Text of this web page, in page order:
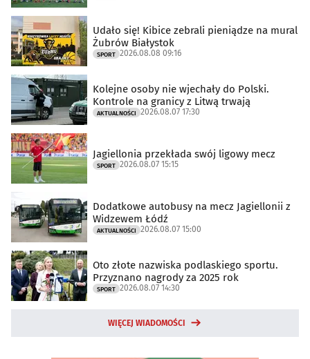
Udało się! Kibice zebrali pieniądze na mural
Żubrów Białystok
SPORT 2026.08.08 09:16
Kolejne osoby nie wjechały do Polski.
Kontrole na granicy z Litwą trwają
AKTUALNOŚCI 2026.08.07 17:30
Jagiellonia przekłada swój ligowy mecz
SPORT 2026.08.07 15:15
Dodatkowe autobusy na mecz Jagiellonii z
Widzewem Łódź
AKTUALNOŚCI 2026.08.07 15:00
Oto złote nazwiska podlaskiego sportu.
Przyznano nagrody za 2025 rok
SPORT 2026.08.07 14:30
WIĘCEJ WIADOMOŚCI